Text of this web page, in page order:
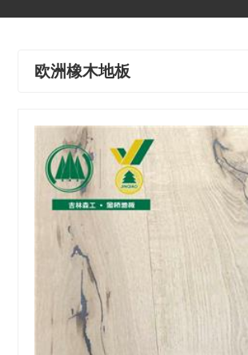
欧洲橡木地板